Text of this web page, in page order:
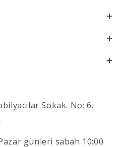
Sokak. No: 6.
günleri sabah 10:00